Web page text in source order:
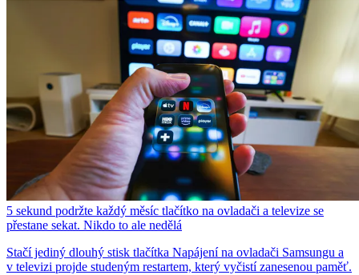
5 sekund podržte každý měsíc tlačítko na ovladači a televize se
přestane sekat. Nikdo to ale nedělá
Stačí jediný dlouhý stisk tlačítka Napájení na ovladači Samsungu a
v televizi projde studeným restartem, který vyčistí zanesenou paměť.